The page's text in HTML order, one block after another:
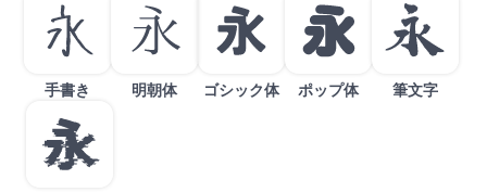
手書き 明朝体 ゴシック体 ポップ体 筆文字